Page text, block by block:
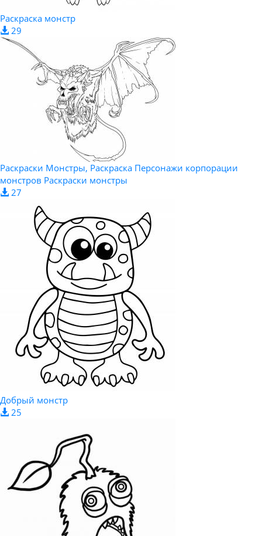
Раскраска монстр
29
Раскраски Монстры, Раскраска Персонажи корпорации
монстров Раскраски монстры
27
Добрый монстр
25